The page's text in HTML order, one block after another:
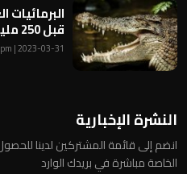
قبل 250 مليو...
2023-03-31 | 01:20:40pm
النشرة الإخبارية
انضم إلى قائمة المشتركين لدينا
الخاصة مباشرة في بريدك الوارد